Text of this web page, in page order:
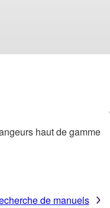
haut de gamme
de manuels